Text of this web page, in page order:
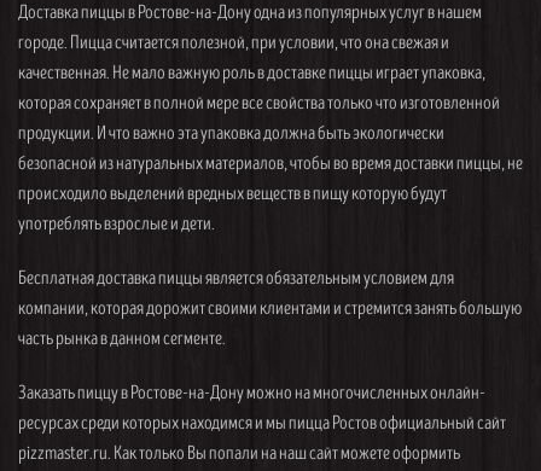
Доставка пиццы в Ростове-на-Дону одна из популярных услуг в нашем
городе. Пицца считается полезной, при условии, что она свежая и
качественная. Не мало важную роль в доставке пиццы играет упаковка,
которая сохраняет в полной мере все свойства только что изготовленной
продукции. И что важно эта упаковка должна быть экологически
безопасной из натуральных материалов, чтобы во время доставки пиццы, не
происходило выделений вредных веществ в пищу которую будут
употреблять взрослые и дети.
Бесплатная доставка пиццы является обязательным условием для
компании, которая дорожит своими клиентами и стремится занять большую
часть рынка в данном сегменте.
Заказать пиццу в Ростове-на-Дону можно на многочисленных онлайн-
ресурсах среди которых находимся и мы пицца Ростов официальный сайт
pizzmaster.ru. Как только Вы попали на наш сайт можете оформить